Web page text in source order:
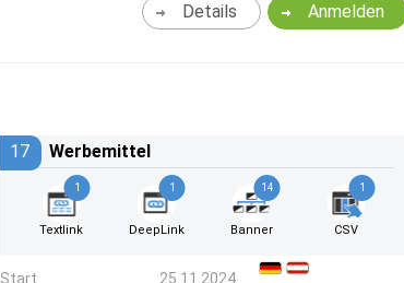
Anmelden
Details
17 Werbemittel
1
Textlink
1
DeepLink
14
Banner
1
CSV
Start
25.11.2024